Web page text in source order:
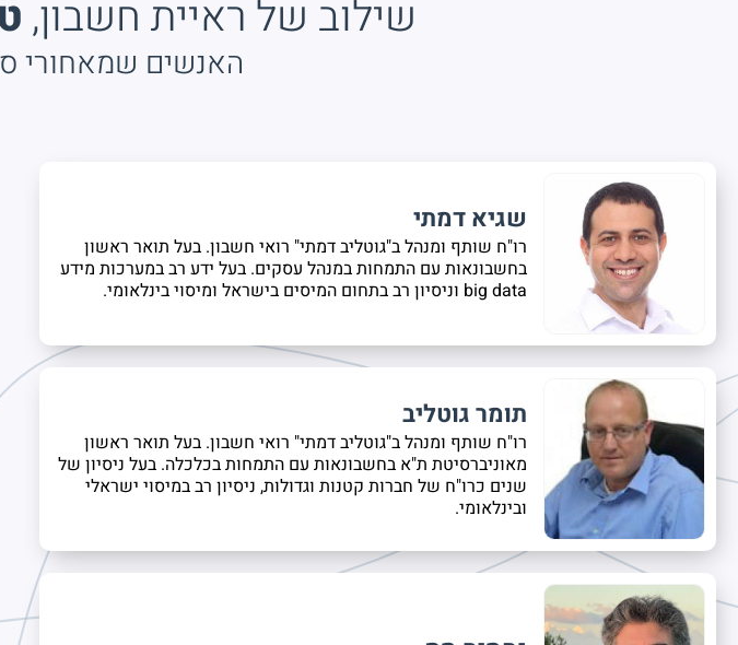
שילוב של ראיית חשבון,
האנשים שמאחורי
שגיא דמתי
רו"ח שותף ומנהל ב"גוטליב דמתי" רואי חשבון. בעל תואר ראשון
בחשבונאות עם התמחות במנהל עסקים. בעל ידע רב במערכות מידע
big data וניסיון רב בתחום המיסים בישראל ומיסוי בינלאומי.
תומר גוטליב
רו"ח שותף ומנהל ב"גוטליב דמתי" רואי חשבון. בעל תואר ראשון
מאוניברסיטת ת"א בחשבונאות עם התמחות בכלכלה. בעל ניסיון של
שנים כרו"ח של חברות קטנות וגדולות, ניסיון רב במיסוי ישראלי
ובינלאומי.